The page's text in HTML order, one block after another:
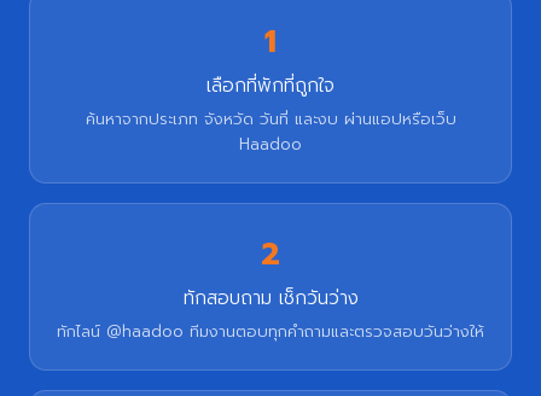
1
เลือกที่พักที่ถูกใจ
ค้นหาจากประเภท จังหวัด วันที่ และงบ ผ่านแอปหรือเว็บ
Haadoo
2
ทักสอบถาม เช็กวันว่าง
ทักไลน์ @haadoo ทีมงานตอบทุกคำถามและตรวจสอบวันว่างให้